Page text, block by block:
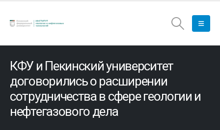
КФУ и Пекинский университет
договорились о расширении
сотрудничества в сфере геологии и
нефтегазового дела